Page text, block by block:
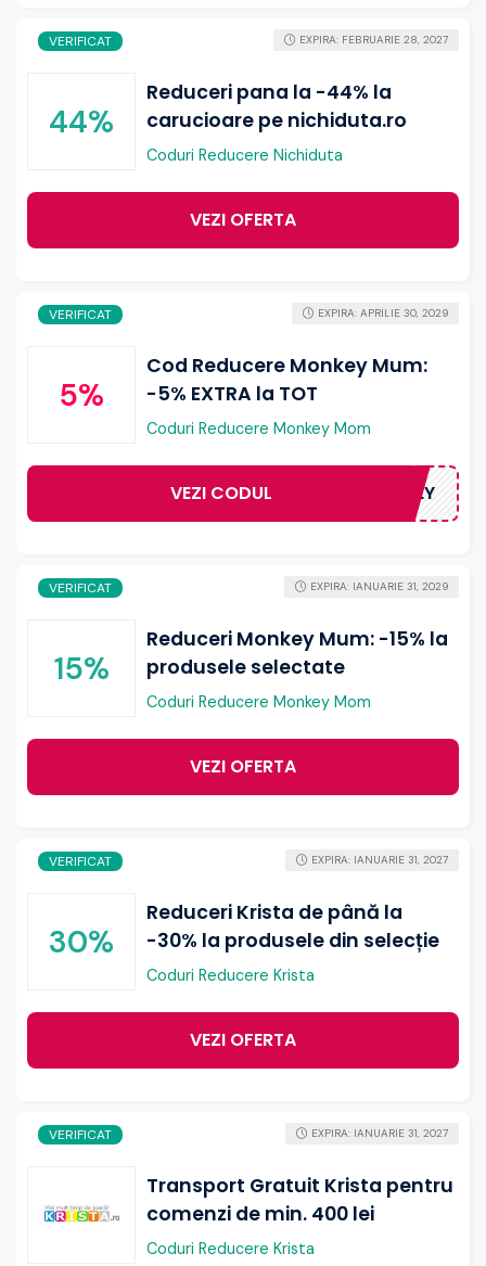
VERIFICAT
44%
Reduceri pana la -44% la
carucioare pe nichiduta.ro
Coduri Reducere Nichiduta
EXPIRA: FEBRUARIE 28, 2027
VEZI OFERTA
VERIFICAT
5%
Cod Reducere Monkey Mum:
-5% EXTRA la TOT
Coduri Reducere Monkey Mom
EXPIRA: APRILIE 30, 2029
VEZI CODUL 5ROMONKEY
VERIFICAT
15%
Reduceri Monkey Mum: -15% la
produsele selectate
Coduri Reducere Monkey Mom
EXPIRA: IANUARIE 31, 2029
VEZI OFERTA
VERIFICAT
30%
Reduceri Krista de până la
-30% la produsele din selecție
Coduri Reducere Krista
EXPIRA: IANUARIE 31, 2027
VEZI OFERTA
VERIFICAT
Transport Gratuit Krista pentru
comenzi de min. 400 lei
Coduri Reducere Krista
EXPIRA: IANUARIE 31, 2027